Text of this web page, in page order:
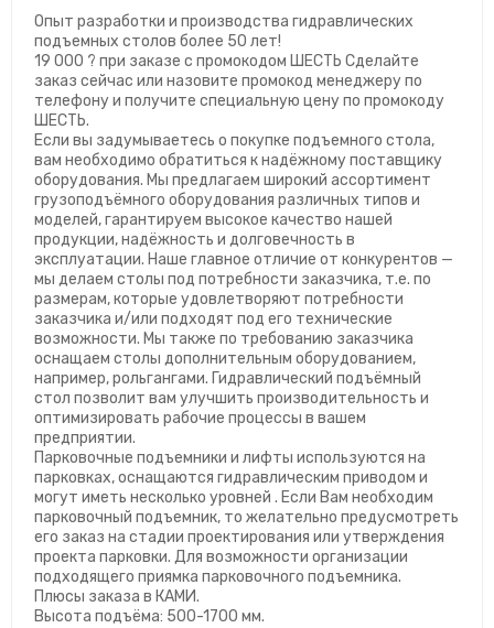
Опыт разработки и производства гидравлических
подъемных столов более 50 лет!
19 000 ? при заказе с промокодом ШЕСТЬ Сделайте
заказ сейчас или назовите промокод менеджеру по
телефону и получите специальную цену по промокоду
ШЕСТЬ.
Если вы задумываетесь о покупке подъeмного стола,
вам необходимо обратиться к надёжному поставщику
оборудования. Мы предлагаем широкий ассортимент
грузоподъёмного оборудования различных типов и
моделей, гарантируем высокое качество нашей
продукции, надёжность и долговечность в
эксплуатации. Наше главное отличие от конкурентов —
мы делаем столы под потребности заказчика, т.е. по
размерам, которые удовлетворяют потребности
заказчика и/или подходят под его технические
возможности. Мы также по требованию заказчика
оснащаем столы дополнительным оборудованием,
например, рольгангами. Гидравлический подъёмный
стол позволит вам улучшить производительность и
оптимизировать рабочие процессы в вашем
предприятии.
Парковочные подъемники и лифты используются на
парковках, оснащаются гидравлическим приводом и
могут иметь несколько уровней . Если Вам необходим
парковочный подъемник, то желательно предусмотреть
его заказ на стадии проектирования или утверждения
проекта парковки. Для возможности организации
подходящего приямка парковочного подъемника.
Плюсы заказа в КАМИ.
Высота подъёма: 500-1700 мм.